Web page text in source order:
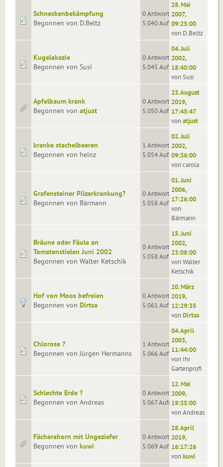
Schneckenbekämpfung
Begonnen von D.Beltz
0 Antworten
5.040 Aufrufe
28. Mai
2007,
09:25:00
von D.Beltz
Kugelakazie
Begonnen von Susi
0 Antworten
5.045 Aufrufe
04. Juli
2002,
18:40:00
von Susi
Apfelbaum krank
Begonnen von atjust
0 Antworten
5.050 Aufrufe
23. August
2019,
17:45:47
vonatjust
kranke stachelbeeren
Begonnen von heinz
1 Antworten
5.054 Aufrufe
02. Juli
2002,
09:36:00
von carola
Grafensteiner Pilzerkrankung?
Begonnen von Bärmann
0 Antworten
5.058 Aufrufe
01. Juni
2006,
17:26:00
von
Bärmann
Bräune oder Fäule an
Tomatenstielen Juni 2002
Begonnen von Walter Ketschik
0 Antworten
5.058 Aufrufe
15. Juni
2002,
23:08:00
von Walter
Ketschik
Hof von Moos befreien
Begonnen von Dirtsa
0 Antworten
5.061 Aufrufe
20. März
2019,
12:29:35
vonDirtsa
Chlorose ?
Begonnen von Jürgen Hermanns
1 Antworten
5.066 Aufrufe
04. April
2003,
11:44:00
von Ihr
Gartenprofi
Schlechte Erde ?
Begonnen von Andreas
0 Antworten
5.067 Aufrufe
12. Mai
2009,
19:35:00
von Andreas
Fächerahorn mit Ungeziefer
Begonnen von kuwi
0 Antworten
5.069 Aufrufe
28. April
2019,
16:17:26
vonkuwi